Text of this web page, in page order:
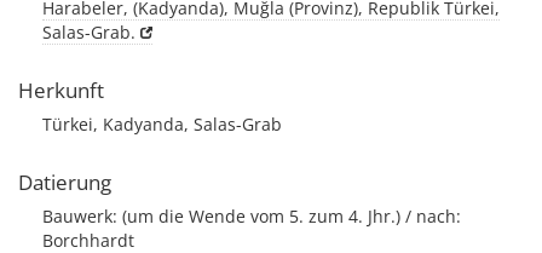
Harabeler, (Kadyanda), Muğla (Provinz), Republik Türkei,
Salas-Grab.
Herkunft
Türkei, Kadyanda, Salas-Grab
Datierung
Bauwerk: (um die Wende vom 5. zum 4. Jhr.) / nach:
Borchhardt